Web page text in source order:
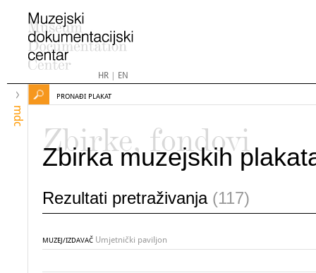
HR| EN
mdc
PRONAĐI PLAKAT
Zbirke, fondovi
Zbirka muzejskih
Rezultati pretraživanja (117)
MUZEJ/IZDAVAČ Umjetnički paviljon